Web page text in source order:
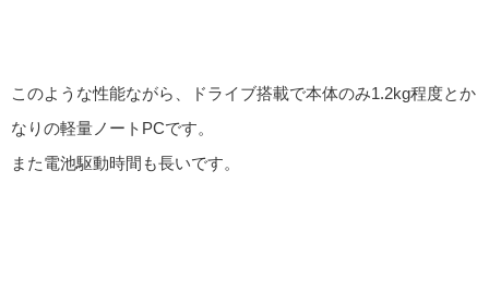
このような性能ながら、ドライブ搭載で本体のみ1.2kg程度とか
なりの軽量ノートPCです。
また電池駆動時間も長いです。